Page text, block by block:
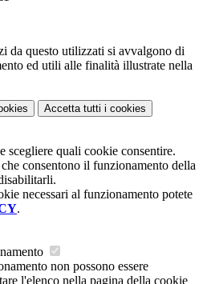
da questo utilizzati si avvalgono di
ed utili alle finalità illustrate nella
Accetta tutti i cookies
scegliere quali cookie consentire.
consentono il funzionamento della
necessari al funzionamento potete
.
non possono essere
l'elenco nella pagina della cookie